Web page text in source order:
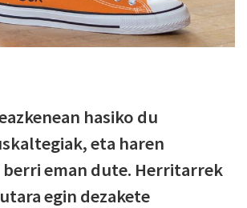
hasiko du
eta haren
eman dute. Herritarrek
egin dezakete